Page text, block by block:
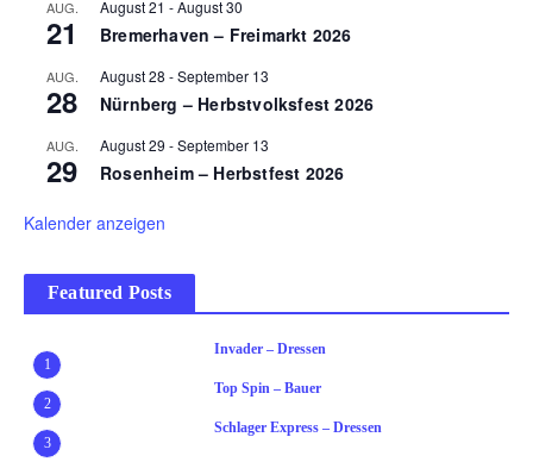
AUG.
21
August 21 -August 30
Bremerhaven – Freimarkt 2026
AUG.
28
August 28 -September 13
Nürnberg – Herbstvolksfest 2026
AUG.
29
August 29 -September 13
Rosenheim – Herbstfest 2026
Kalender anzeigen
Featured Posts
1
Invader – Dressen
2
Top Spin – Bauer
3
Schlager Express – Dressen